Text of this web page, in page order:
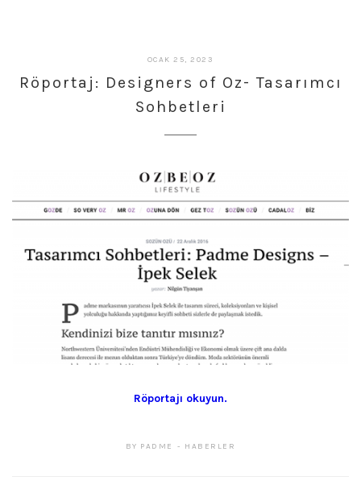
OCAK 25, 2023
2023
Röportaj: Designers of Oz- Tasarımcı
Sohbetleri
Röportajı okuyun.
BY PADME HABERLER